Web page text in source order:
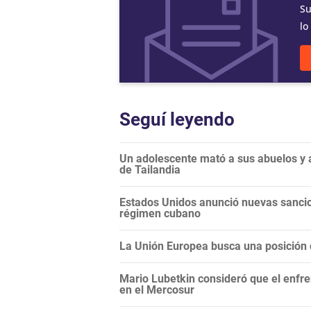
Seguí leyendo
Un adolescente mató a sus abuelos
de Tailandia
Estados Unidos anunció nuevas
régimen cubano
La Unión Europea busca una
Mario Lubetkin consideró que el
en el Mercosur